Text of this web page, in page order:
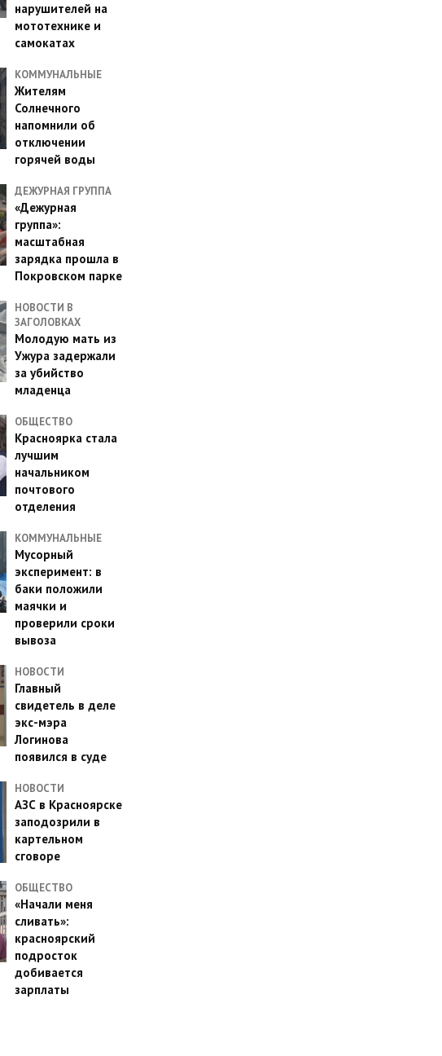
нарушителей на
мототехнике и
самокатах
КОММУНАЛЬНЫЕ
Жителям
Солнечного
напомнили об
отключении
горячей воды
ДЕЖУРНАЯ ГРУППА
«Дежурная
группа»:
масштабная
зарядка прошла в
Покровском парке
НОВОСТИ В
ЗАГОЛОВКАХ
Молодую мать из
Ужура задержали
за убийство
младенца
ОБЩЕСТВО
Красноярка стала
лучшим
начальником
почтового
отделения
КОММУНАЛЬНЫЕ
Мусорный
эксперимент: в
баки положили
маячки и
проверили сроки
вывоза
НОВОСТИ
Главный
свидетель в деле
экс-мэра
Логинова
появился в суде
НОВОСТИ
АЗС в Красноярске
заподозрили в
картельном
сговоре
ОБЩЕСТВО
«Начали меня
сливать»:
красноярский
подросток
добивается
зарплаты